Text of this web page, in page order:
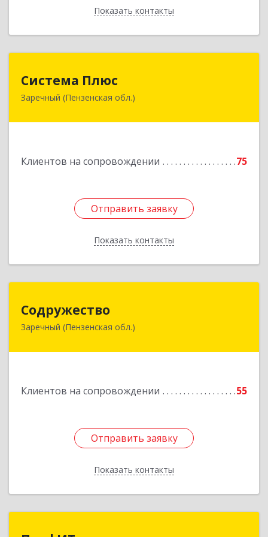
Показать контакты
Назад
Система Плюс
Заречный (Пензенская обл.)
Клиентов на сопровождении 75
Отправить заявку
Показать контакты
442960, Пензенская обл, Заречный г,
Отправить заявку
Назад
Содружество
Заречный (Пензенская обл.)
Клиентов на сопровождении 55
Отправить заявку
Показать контакты
442962, Пензенская обл, Заречный г,
Отправить заявку
Назад